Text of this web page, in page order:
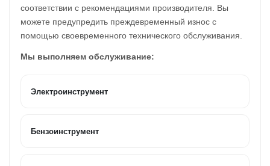
соответствии с рекомендациями производителя. Вы
можете предупредить преждевременный износ с
помощью своевременного технического обслуживания.
Мы выполняем обслуживание:
Электроинструмент
Бензоинструмент